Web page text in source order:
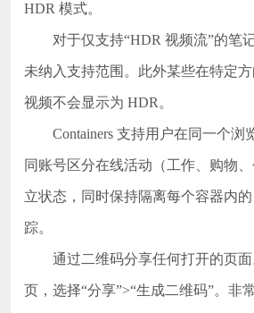
HDR 模式。
对于仅支持“HDR 视频流”的笔
未纳入支持范围。此外某些在特定
视频不会显示为 HDR。
Containers 支持用户在同一个浏
同账号区分在线活动（工作、购物
立状态，同时保持隔离每个容器内的
踪。
通过二维码分享任何打开的页面
页，选择“分享”>“生成二维码”。非